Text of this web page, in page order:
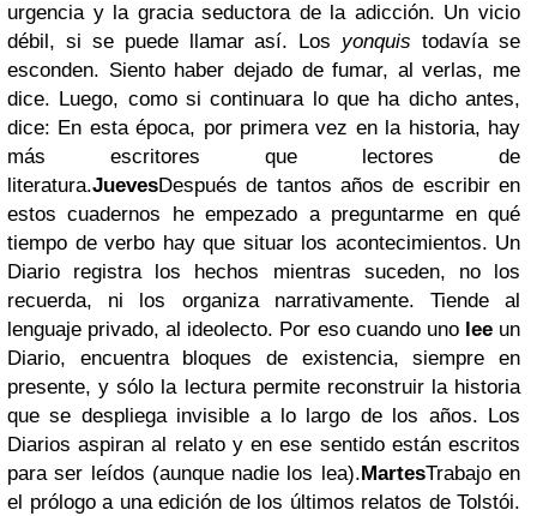
urgencia y la gracia seductora de la adicción. Un vicio
débil, si se puede llamar así. Los yonquis todavía se
esconden. Siento haber dejado de fumar, al verlas, me
dice. Luego, como si continuara lo que ha dicho antes,
dice: En esta época, por primera vez en la historia, hay
más escritores que lectores de
literatura.JuevesDespués de tantos años de escribir en
estos cuadernos he empezado a preguntarme en qué
tiempo de verbo hay que situar los acontecimientos. Un
Diario registra los hechos mientras suceden, no los
recuerda, ni los organiza narrativamente. Tiende al
lenguaje privado, al ideolecto. Por eso cuando uno leeun
Diario, encuentra bloques de existencia, siempre en
presente, y sólo la lectura permite reconstruir la historia
que se despliega invisible a lo largo de los años. Los
Diarios aspiran al relato y en ese sentido están escritos
para ser leídos (aunque nadie los lea).MartesTrabajo en
el prólogo a una edición de los últimos relatos de Tolstói.